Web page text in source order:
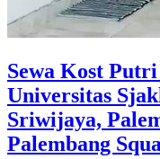
Sewa Kost
Universitas
Sriwijaya,
Palembang